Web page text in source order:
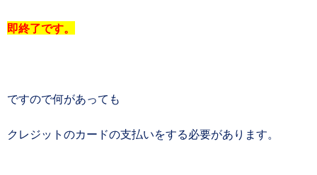
即終了です。
ですので何があっても
クレジットのカードの支払いをする必要があります。